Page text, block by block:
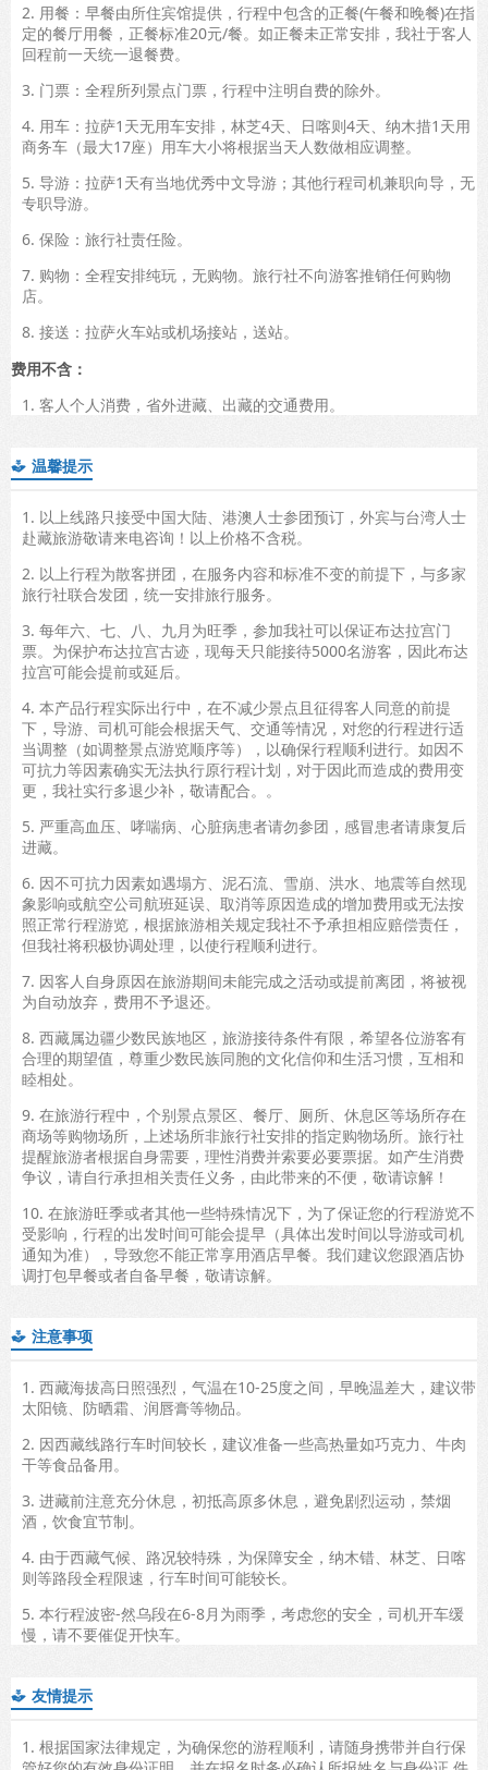
2. 用餐：早餐由所住宾馆提供，行程中包含的正餐(午餐和晚餐)在指
定的餐厅用餐，正餐标准20元/餐。如正餐未正常安排，我社于客人
回程前一天统一退餐费。
3. 门票：全程所列景点门票，行程中注明自费的除外。
4. 用车：拉萨1天无用车安排，林芝4天、日喀则4天、纳木措1天用
商务车（最大17座）用车大小将根据当天人数做相应调整。
5. 导游：拉萨1天有当地优秀中文导游；其他行程司机兼职向导，无
专职导游。
6. 保险：旅行社责任险。
7. 购物：全程安排纯玩，无购物。旅行社不向游客推销任何购物
店。
8. 接送：拉萨火车站或机场接站，送站。
费用不含：
1. 客人个人消费，省外进藏、出藏的交通费用。
 温馨提示
1. 以上线路只接受中国大陆、港澳人士参团预订，外宾与台湾人士
赴藏旅游敬请来电咨询！以上价格不含税。
2. 以上行程为散客拼团，在服务内容和标准不变的前提下，与多家
旅行社联合发团，统一安排旅行服务。
3. 每年六、七、八、九月为旺季，参加我社可以保证布达拉宫门
票。为保护布达拉宫古迹，现每天只能接待5000名游客，因此布达
拉宫可能会提前或延后。
4. 本产品行程实际出行中，在不减少景点且征得客人同意的前提
下，导游、司机可能会根据天气、交通等情况，对您的行程进行适
当调整（如调整景点游览顺序等），以确保行程顺利进行。如因不
可抗力等因素确实无法执行原行程计划，对于因此而造成的费用变
更，我社实行多退少补，敬请配合。。
5. 严重高血压、哮喘病、心脏病患者请勿参团，感冒患者请康复后
进藏。
6. 因不可抗力因素如遇塌方、泥石流、雪崩、洪水、地震等自然现
象影响或航空公司航班延误、取消等原因造成的增加费用或无法按
照正常行程游览，根据旅游相关规定我社不予承担相应赔偿责任，
但我社将积极协调处理，以使行程顺利进行。
7. 因客人自身原因在旅游期间未能完成之活动或提前离团，将被视
为自动放弃，费用不予退还。
8. 西藏属边疆少数民族地区，旅游接待条件有限，希望各位游客有
合理的期望值，尊重少数民族同胞的文化信仰和生活习惯，互相和
睦相处。
9. 在旅游行程中，个别景点景区、餐厅、厕所、休息区等场所存在
商场等购物场所，上述场所非旅行社安排的指定购物场所。旅行社
提醒旅游者根据自身需要，理性消费并索要必要票据。如产生消费
争议，请自行承担相关责任义务，由此带来的不便，敬请谅解！
10. 在旅游旺季或者其他一些特殊情况下，为了保证您的行程游览不
受影响，行程的出发时间可能会提早（具体出发时间以导游或司机
通知为准），导致您不能正常享用酒店早餐。我们建议您跟酒店协
调打包早餐或者自备早餐，敬请谅解。
 注意事项
1. 西藏海拔高日照强烈，气温在10-25度之间，早晚温差大，建议带
太阳镜、防晒霜、润唇膏等物品。
2. 因西藏线路行车时间较长，建议准备一些高热量如巧克力、牛肉
干等食品备用。
3. 进藏前注意充分休息，初抵高原多休息，避免剧烈运动，禁烟
酒，饮食宜节制。
4. 由于西藏气候、路况较特殊，为保障安全，纳木错、林芝、日喀
则等路段全程限速，行车时间可能较长。
5. 本行程波密-然乌段在6-8月为雨季，考虑您的安全，司机开车缓
慢，请不要催促开快车。
 友情提示
1. 根据国家法律规定，为确保您的游程顺利，请随身携带并自行保